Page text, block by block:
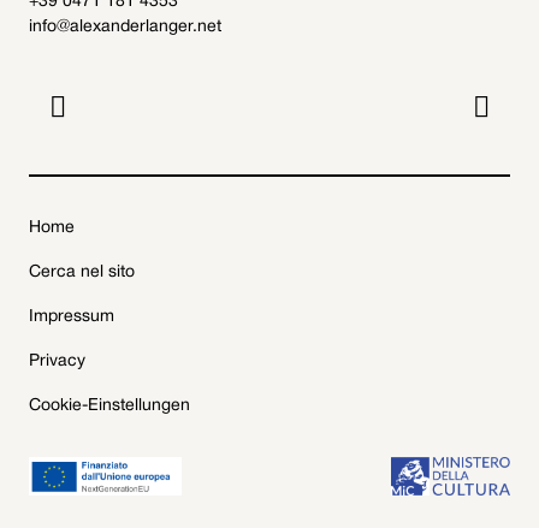
info@alexanderlanger.net
 
Home
Cerca nel sito
Impressum
Privacy
Cookie-Einstellungen